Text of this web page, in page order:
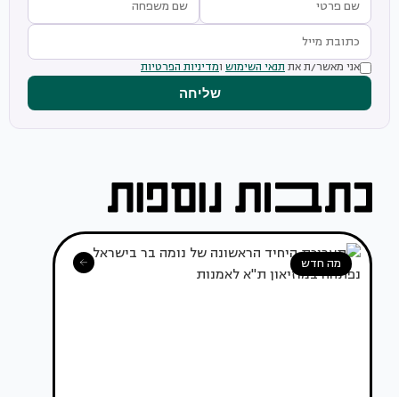
אני מאשר/ת את תנאי השימוש ומדיניות הפרטיות
שליחה
מה חדש